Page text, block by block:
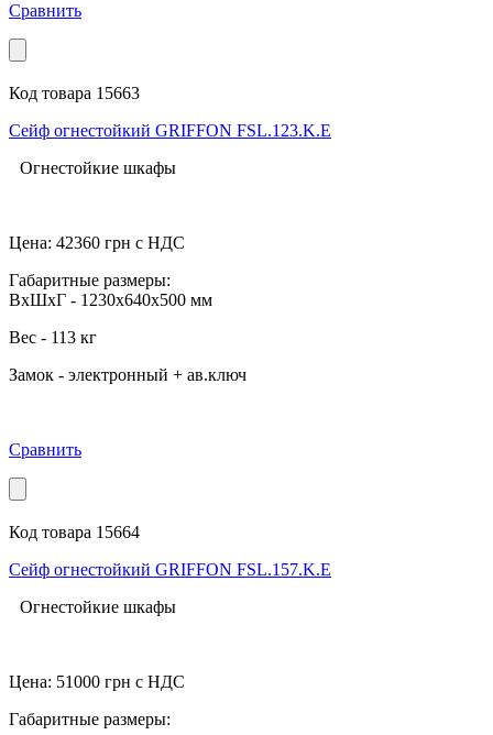
Сравнить
Код товара 15663
Сейф огнестойкий GRIFFON FSL.123.K.Е
Огнестойкие шкафы
Цена: 42360 грн с НДС
Габаритные размеры:
ВхШхГ - 1230x640x500 мм
Вес - 113 кг
Замок - электронный + ав.ключ
Сравнить
Код товара 15664
Сейф огнестойкий GRIFFON FSL.157.K.Е
Огнестойкие шкафы
Цена: 51000 грн с НДС
Габаритные размеры: